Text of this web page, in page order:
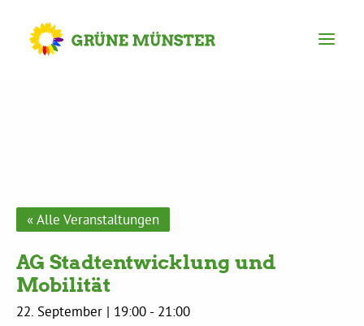
Kreisgeschäftsstelle
Mitgliederversammlung
Ortsverbände
« Alle Veranstaltungen
AG Stadtentwicklung und
Mobilität
22. September | 19:00 - 21:00